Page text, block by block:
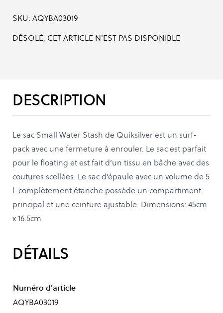
SKU: AQYBA03019
DÉSOLÉ, CET ARTICLE N'EST PAS DISPONIBLE
DESCRIPTION
Le sac Small Water Stash de Quiksilver est un surf-
pack avec une fermeture à enrouler. Le sac est parfait
pour le floating et est fait d’un tissu en bâche avec des
coutures scellées. Le sac d’épaule avec un volume de 5
l. complètement étanche possède un compartiment
principal et une ceinture ajustable. Dimensions: 45cm
x 16.5cm
DÉTAILS
Numéro d'article
AQYBA03019